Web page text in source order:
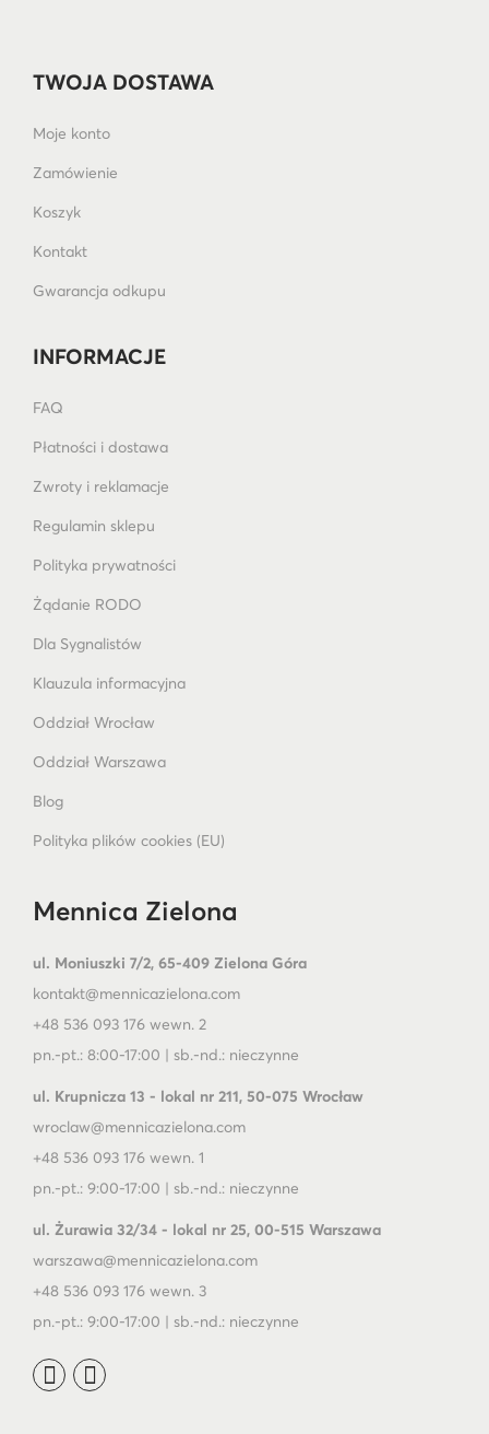
TWOJA DOSTAWA
Moje konto
Zamówienie
Koszyk
Kontakt
Gwarancja odkupu
INFORMACJE
FAQ
Płatności i dostawa
Zwroty i reklamacje
Regulamin sklepu
Polityka prywatności
Żądanie RODO
Dla Sygnalistów
Klauzula informacyjna
Oddział Wrocław
Oddział Warszawa
Blog
Polityka plików cookies (EU)
Mennica Zielona
ul. Moniuszki 7/2, 65-409 Zielona Góra
kontakt@mennicazielona.com
+48 536 093 176 wewn. 2
pn.-pt.: 8:00-17:00 | sb.-nd.: nieczynne
ul. Krupnicza 13 - lokal nr 211, 50-075 Wrocław
wroclaw@mennicazielona.com
+48 536 093 176 wewn. 1
pn.-pt.: 9:00-17:00 | sb.-nd.: nieczynne
ul. Żurawia 32/34 - lokal nr 25, 00-515 Warszawa
warszawa@mennicazielona.com
+48 536 093 176 wewn. 3
pn.-pt.: 9:00-17:00 | sb.-nd.: nieczynne